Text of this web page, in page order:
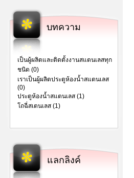
บทความ
เป็นผู้ผลิตและติดตั้งงานสแตนเลสทุก
ชนิด (0)
เราเป็นผู้ผลิตประตูห้องน้ำสแตนเลส
(0)
ประตูห้องน้ำสแตนเลส (1)
โถฉี่สเตนเลส (1)
แลกลิงค์